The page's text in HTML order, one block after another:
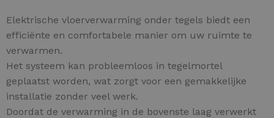
Elektrische vloerverwarming onder tegels biedt een
efficiënte en comfortabele manier om uw ruimte te
verwarmen.
Het systeem kan probleemloos in tegelmortel
geplaatst worden, wat zorgt voor een gemakkelijke
installatie zonder veel werk.
Doordat de verwarming in de bovenste laag verwerkt